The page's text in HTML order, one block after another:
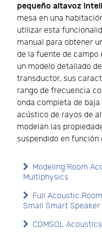
pequeño altavoz
mesa en una
utilizar esta
manual para obtener
de la fuente de campo
un modelo detallado
transductor, sus
rango de frecuencia
onda completa de
acústico de rayos de
modelan las
suspendido en
Modeling Room
Multiphysics
Full Acoustic
Small Smart Speaker
COMSOL